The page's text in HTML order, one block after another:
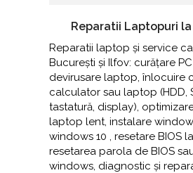
Reparatii Laptopuri la
Reparatii laptop și service
București și Ilfov: curățare
devirusare laptop, înlocuire
calculator sau laptop (HDD,
tastatură, display),
laptop lent, instalare
windows 10 , resetare BIOS
resetarea parola de BIOS
windows, diagnostic și